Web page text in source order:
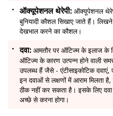
ऑक्यूपेशनल थेरेपी: ऑक्यूपेशनल
बुनियादी कौशल सिखाए जाते हैं।
देखभाल करने का कौशल।
दवा: आमतौर पर ऑटिज्म के इलाज के
ऑटिज्म के कारण उत्पन्न होने वाली
उपलब्ध हैं जैसे - एंटीसाइकोटिक दवाएं,
इन दवाओं से लक्षणों में आराम मिलता
ठीक नहीं कर सकता है। इसके लिए
अच्छे से करना होगा।